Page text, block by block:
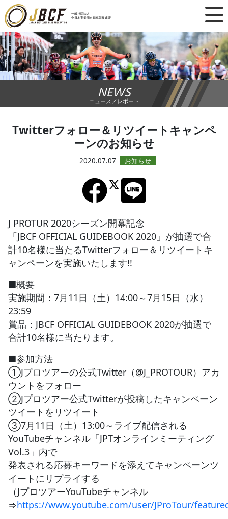
一般社団法人
全日本実業団自転車競技連盟
×
ニュース
レース日程
ランキング
チーム・選手
競技ガイド
加盟・登録
エントリー
JBCF ROAD SERIESとは
NEWS
ニュース／レポート
Twitterフォロー＆リツイートキャンペ
ーンのお知らせ
2020.07.07
J PROTUR 2020シーズン開幕記念
「JBCF OFFICIAL GUIDEBOOK 2020」が抽選で合
計10名様に当たるTwitterフォロー＆リツイートキ
ャンペーンを実施いたします!!
■概要
実施期間：7月11日（土）14:00～7月15日（水）
23:59
賞品：JBCF OFFICIAL GUIDEBOOK 2020が抽選で
合計10名様に当たります。
■参加方法
①Jプロツアーの公式Twitter（@J_PROTOUR）アカ
ウントをフォロー
②Jプロツアー公式Twitterが投稿したキャンペーン
ツイートをリツイート
③7月11日（土）13:00～ライブ配信される
YouTubeチャンネル「JPTオンラインミーティング
Vol.3」内で
発表される応募キーワードを添えてキャンペーンツ
イートにリプライする
（JプロツアーYouTubeチャンネル
⇒https://www.youtube.com/user/JProTour/